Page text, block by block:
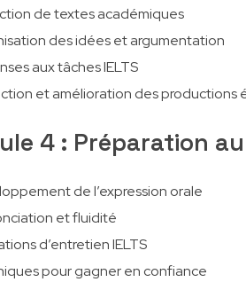
de textes académiques
des idées et argumentation
aux tâches IELTS
et amélioration des productions
4 : Préparation
de l’expression orale
et fluidité
d’entretien IELTS
pour gagner en confiance